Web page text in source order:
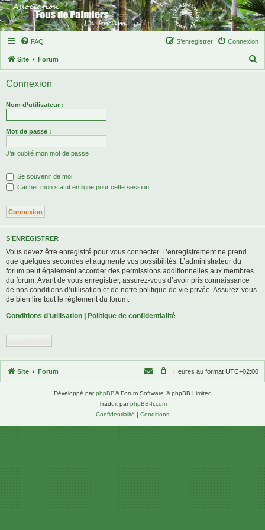
FAQ Connexion
S’enregistrer
Site Forum
Connexion
Nom d’utilisateur :
Mot de passe :
J’ai oublié mon mot de passe
Se souvenir de moi
Cacher mon statut en ligne pour cette session
S’ENREGISTRER
Vous devez être enregistré pour vous connecter. L’enregistrement ne prend
que quelques secondes et augmente vos possibilités. L’administrateur du
forum peut également accorder des permissions additionnelles aux membres
du forum. Avant de vous enregistrer, assurez-vous d’avoir pris connaissance
de nos conditions d’utilisation et de notre politique de vie privée. Assurez-vous
de bien lire tout le règlement du forum.
Conditions d’utilisation | Politique de confidentialité
Site Forum Heures au format UTC+02:00
Développé parphpBB® Forum Software © phpBB Limited
Traduit parphpBB-fr.com
Confidentialité | Conditions